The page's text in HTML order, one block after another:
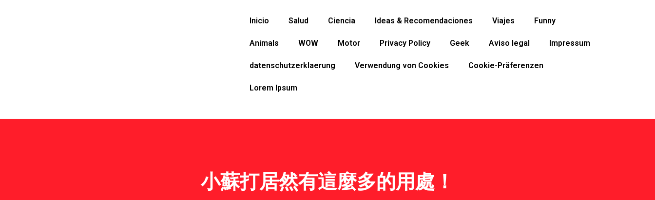
Inicio Salud Ciencia Ideas & Recomendaciones Viajes Funny
Animals WOW Motor Privacy Policy Geek Aviso legal Impressum
datenschutzerklaerung Verwendung von Cookies Cookie-Präferenzen
Lorem Ipsum
小蘇打居然有這麼多的用處！